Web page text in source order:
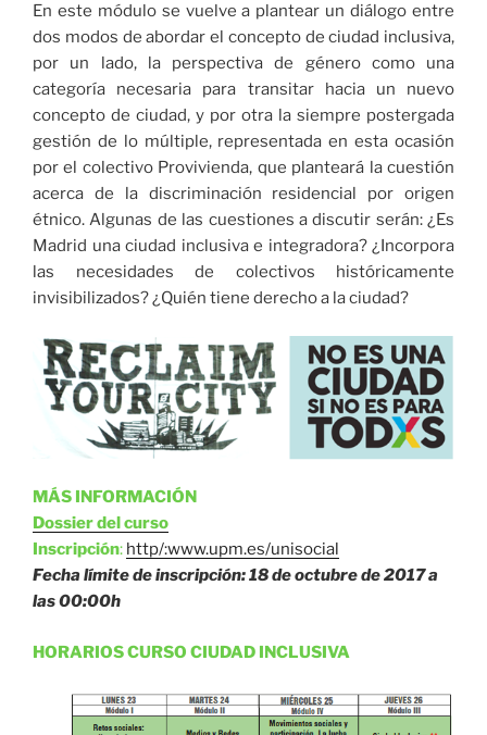
En este módulo se vuelve a plantear un diálogo entre
dos modos de abordar el concepto de ciudad inclusiva,
por un lado, la perspectiva de género como una
categoría necesaria para transitar hacia un nuevo
concepto de ciudad, y por otra la siempre postergada
gestión de lo múltiple, representada en esta ocasión
por el colectivo Provivienda, que planteará la cuestión
acerca de la discriminación residencial por origen
étnico. Algunas de las cuestiones a discutir serán: ¿Es
Madrid una ciudad inclusiva e integradora? ¿Incorpora
las necesidades de colectivos históricamente
invisibilizados? ¿Quién tiene derecho a la ciudad?
MÁS INFORMACIÓN
Dossier del curso
Inscripción: http/:www.upm.es/unisocial
Fecha límite de inscripción: 18 de octubre de 2017 a
las 00:00h
HORARIOS CURSO CIUDAD INCLUSIVA